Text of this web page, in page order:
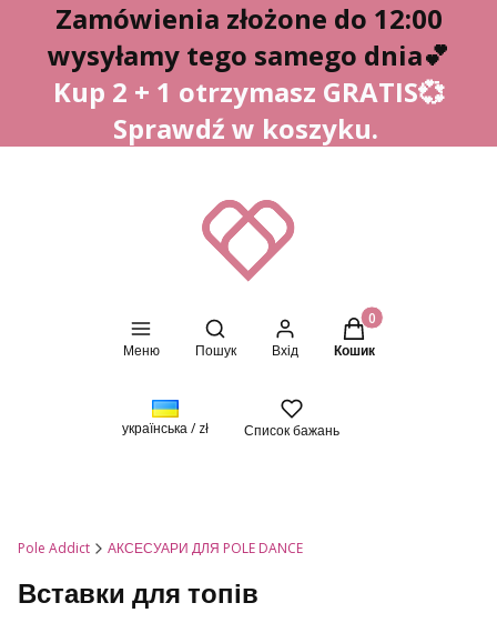
Zamówienia złożone do 12:00
wysyłamy tego samego dnia💕
Kup 2 + 1 otrzymasz GRATIS💞
Sprawdź w koszyku.
Меню
Відкрити пошукову систему
Пошук Вхід
Товари в кошику:
Кошик
українська / zł Список бажань
Pole Addict АКСЕСУАРИ ДЛЯ POLE DANCE
Вставки для топів